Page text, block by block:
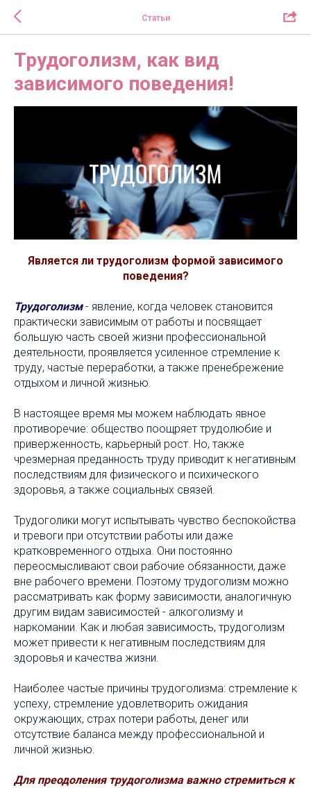
Статьи
Трудоголизм, как вид
зависимого поведения!
Является ли трудоголизм формой зависимого
поведения?
Трудоголизм- явление, когда человек становится
практически зависимым от работы и посвящает
большую часть своей жизни профессиональной
деятельности, проявляется усиленное стремление к
труду, частые переработки, а также пренебрежение
отдыхом и личной жизнью.
В настоящее время мы можем наблюдать явное
противоречие: общество поощряет трудолюбие и
приверженность, карьерный рост. Но, также
чрезмерная преданность труду приводит к негативным
последствиям для физического и психического
здоровья, а также социальных связей.
Трудоголики могут испытывать чувство беспокойства
и тревоги при отсутствии работы или даже
кратковременного отдыха. Они постоянно
переосмысливают свои рабочие обязанности, даже
вне рабочего времени. Поэтому трудоголизм можно
рассматривать как форму зависимости, аналогичную
другим видам зависимостей - алкоголизму и
наркомании. Как и любая зависимость, трудоголизм
может привести к негативным последствиям для
здоровья и качества жизни.
Наиболее частые причины трудоголизма: стремление к
успеху, стремление удовлетворить ожидания
окружающих, страх потери работы, денег или
отсутствие баланса между профессиональной и
личной жизнью.
Для преодоления трудоголизма важно стремиться к